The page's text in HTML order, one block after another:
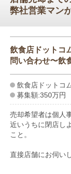
弊社営業マン
飲食店ドットコ
問い合わせ〜飲
飲食店ドットコ
募集額:350万円
売却希望者は個人
近いうちに閉店し
こと。
直接店舗にお伺い